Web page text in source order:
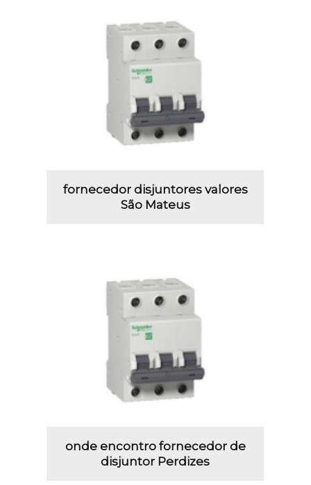
fornecedor disjuntores valores
São Mateus
onde encontro fornecedor de
disjuntor Perdizes